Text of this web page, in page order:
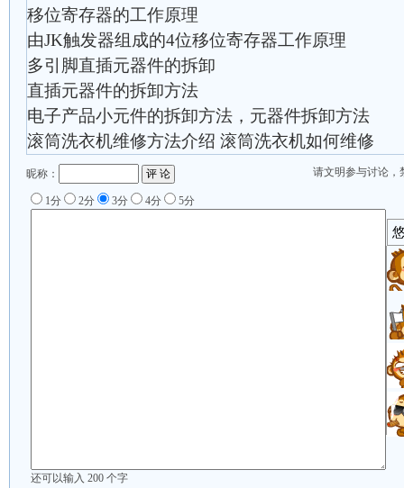
移位寄存器的工作原理
由JK触发器组成的4位移位寄存器工作原理
多引脚直插元器件的拆卸
直插元器件的拆卸方法
电子产品小元件的拆卸方法，元器件拆卸方法
滚筒洗衣机维修方法介绍 滚筒洗衣机如何维修
请文明参与讨论，
昵称：
1分 2分 3分 4分 5分
还可以输入 200 个字